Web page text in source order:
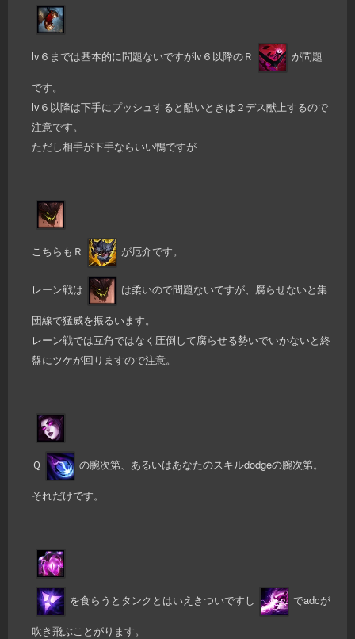
lv６までは基本的に問題ないですがlv６以降のＲ が問題
です。
lv６以降は下手にプッシュすると酷いときは２デス献上するので
注意です。
ただし相手が下手ならいい鴨ですが
こちらもＲ が厄介です。
レーン戦は は柔いので問題ないですが、腐らせないと集
団線で猛威を振るいます。
レーン戦では互角ではなく圧倒して腐らせる勢いでいかないと終
盤にツケが回りますので注意。
Ｑ の腕次第、あるいはあなたのスキルdodgeの腕次第。
それだけです。
を食らうとタンクとはいえきついですし でadcが
吹き飛ぶことがります。